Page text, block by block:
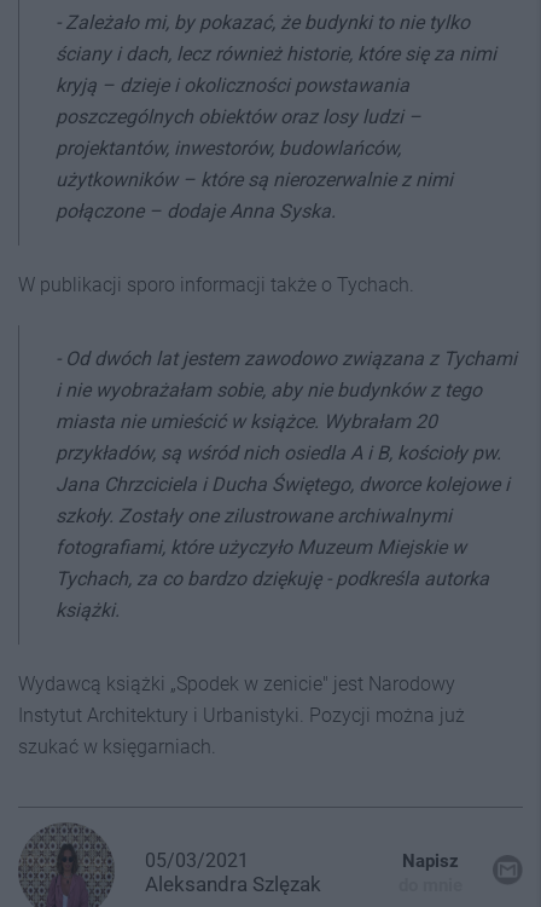
- Zależało mi, by pokazać, że budynki to nie tylko
ściany i dach, lecz również historie, które się za nimi
kryją – dzieje i okoliczności powstawania
poszczególnych obiektów oraz losy ludzi –
projektantów, inwestorów, budowlańców,
użytkowników – które są nierozerwalnie z nimi
połączone– dodaje Anna Syska.
W publikacji sporo informacji także o Tychach.
-Od dwóch lat jestem zawodowo związana z Tychami
i nie wyobrażałam sobie, aby nie budynków z tego
miasta nie umieścić w książce. Wybrałam 20
przykładów, są wśród nich osiedla A i B, kościoły pw.
Jana Chrzciciela i Ducha Świętego, dworce kolejowe i
szkoły. Zostały one zilustrowane archiwalnymi
fotografiami, które użyczyło Muzeum Miejskie w
Tychach, za co bardzo dziękuję- podkreśla autorka
książki.
Wydawcą książki „Spodek w zenicie" jest Narodowy
Instytut Architektury i Urbanistyki. Pozycji można już
szukać w księgarniach.
05/03/2021
Aleksandra Szlęzak
Napisz